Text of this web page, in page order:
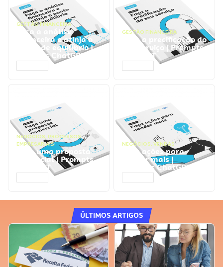
GESTÃO FINANCEIRA
Faça a análise
financeira e atinja o
ponto de equilíbrio |
Prompts ChatGPT
GESTÃO FINANCEIRA
Faça a precificação do
seu serviço | Prompts
ChatGPT
NEGÓCIOS, PROCESSOS
EMPRESARIAIS
Faça uma proposta
comercial | Prompts
ChatGPT
NEGÓCIOS, VENDAS
Faça ações para
vender mais |
Prompts ChatGPT
ÚLTIMOS ARTIGOS